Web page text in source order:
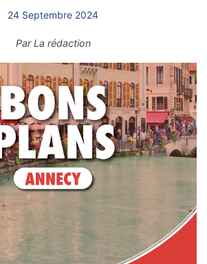
24 Septembre 2024
ParLa rédaction